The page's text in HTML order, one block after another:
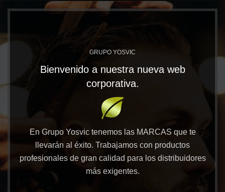
GRUPO YOSVIC
Bienvenido a nuestra nueva web
corporativa.
En Grupo Yosvic tenemos las MARCAS que te
llevarán al éxito. Trabajamos con productos
profesionales de gran calidad para los distribuidores
más exigentes.